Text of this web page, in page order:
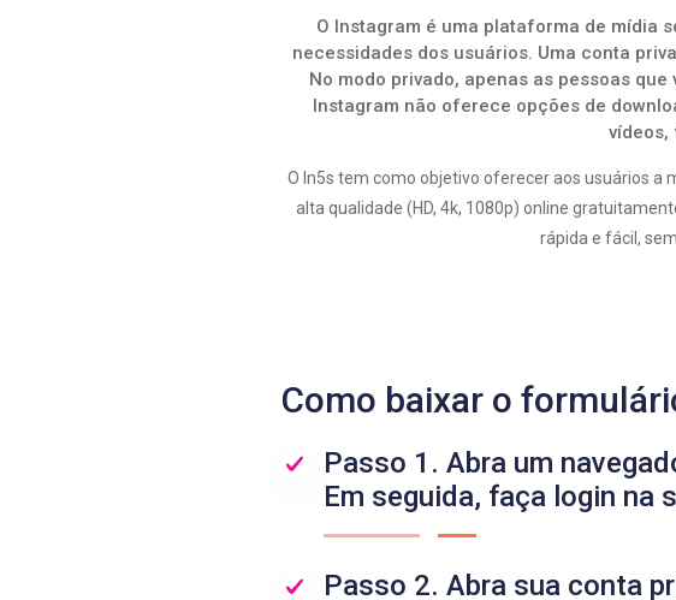
O Instagram é uma plataforma de mídia
necessidades dos usuários. Uma conta
No modo privado, apenas as pessoas
Instagram não oferece opções de
vídeos,
O In5s tem como objetivo oferecer aos usuários a
alta qualidade (HD, 4k, 1080p) online
rápida e fácil,
Como baixar o
Passo 1. Abra um
Em seguida, faça login na
Passo 2. Abra sua conta